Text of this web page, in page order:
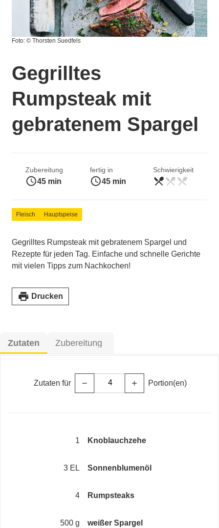
Foto: © Thorsten Suedfels
Gegrilltes
Rumpsteak mit
gebratenem Spargel
Zubereitung
access_time45 min
fertig in
access_time45 min
Schwierigkeit
leicht
restaurant_menu restaurant_menu restaurant_menu
Fleisch Hauptspeise
Gegrilltes Rumpsteak mit gebratenem Spargel und
Rezepte für jeden Tag. Einfache und schnelle Gerichte
mit vielen Tipps zum Nachkochen!
print Drucken
Zutaten Zubereitung
Zutaten für remove add Portion(en)
1 Knoblauchzehe
3 EL Sonnenblumenöl
4 Rumpsteaks
500 g weißer Spargel